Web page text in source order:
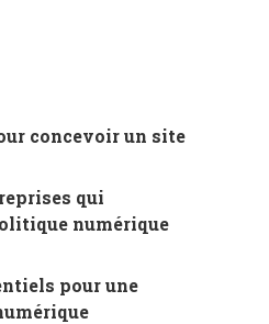
concevoir un site
qui
numérique
pour une